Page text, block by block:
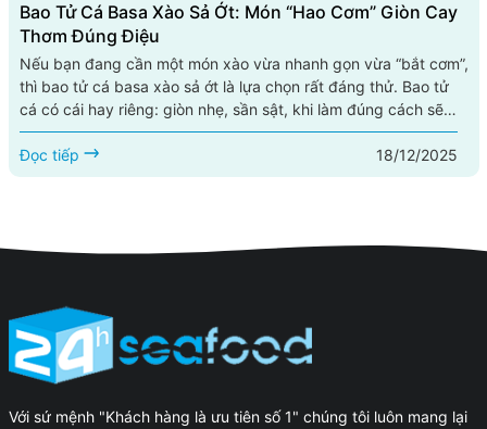
Bao Tử Cá Basa Xào Sả Ớt: Món “hao Cơm” Giòn Cay
Thơm Đúng Điệu
Nếu bạn đang cần một món xào vừa nhanh gọn vừa “bắt cơm”,
thì bao tử cá basa xào sả ớt là lựa chọn rất đáng thử. Bao tử
cá có cái hay riêng: giòn nhẹ, sần sật, khi làm đúng cách sẽ
sạch mùi, thấm vị, ăn hoài không ngán. Kết hợp với sả băm
thơm nồng và ớt cay the, món này lên đĩa là mùi thơm bốc lên
đã thấy đói. Bài viết này hướng dẫn bạn cách...
Đọc tiếp 18/12/2025
Với sứ mệnh "Khách hàng là ưu tiên số 1" chúng tôi luôn mang lại